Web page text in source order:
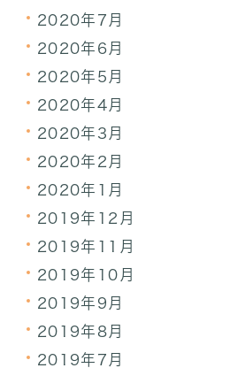
2020年7月
2020年6月
2020年5月
2020年4月
2020年3月
2020年2月
2020年1月
2019年12月
2019年11月
2019年10月
2019年9月
2019年8月
2019年7月